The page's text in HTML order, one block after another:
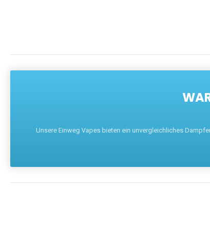
Unsere Einweg Vapes bieten ein unvergleichliches